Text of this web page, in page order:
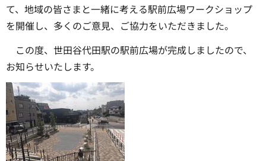
て、地域の皆さまと一緒に考える駅前広場ワークショップ
を開催し、多くのご意見、ご協力をいただきました。
この度、世田谷代田駅の駅前広場が完成しましたので、
お知らせいたします。